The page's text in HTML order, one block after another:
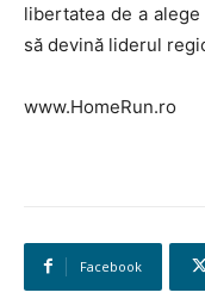
HOMEPAGE
libertatea de a
să devină liderul
www.HomeRun.ro
Facebook